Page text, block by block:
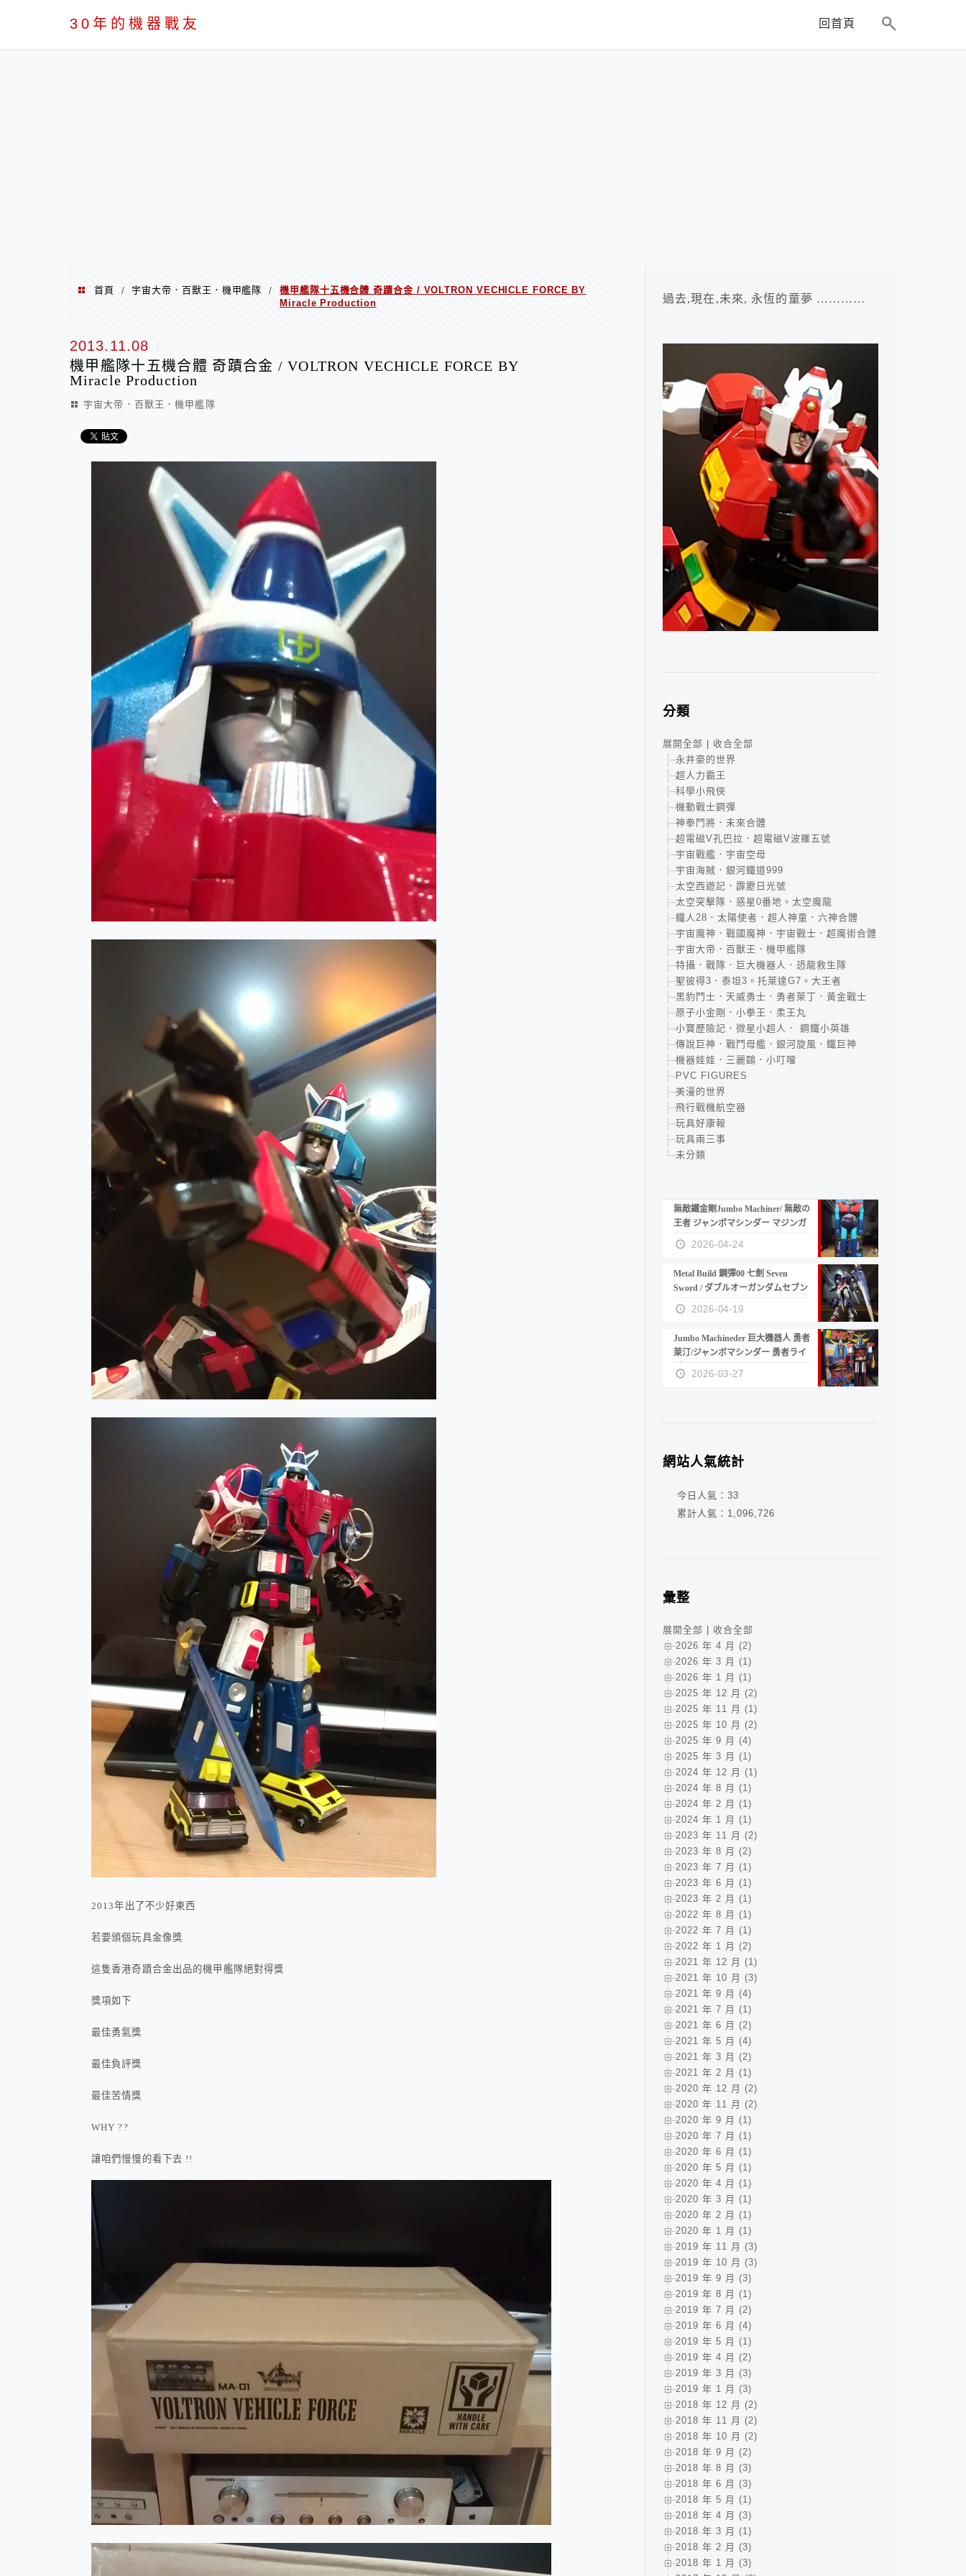
30年的機器戰友 回首頁
首頁 / 宇宙大帝．百獸王．機甲艦隊 /
機甲艦隊十五機合體 奇蹟合金 / VOLTRON VECHICLE FORCE BY
Miracle Production
2013.11.08
機甲艦隊十五機合體 奇蹟合金 / VOLTRON VECHICLE FORCE BY
Miracle Production
宇宙大帝．百獸王．機甲艦隊
2013年出了不少好東西
若要頒個玩具金像獎
這隻香港奇蹟合金出品的機甲艦隊絕對得獎
獎項如下
最佳勇氣獎
最佳負評獎
最佳苦情獎
WHY ??
讓咱們慢慢的看下去 !!
過去,現在,未來, 永恆的童夢 …………
分類
展開全部
收合全部
永井豪的世界
超人力霸王
科學小飛俠
機動戰士鋼彈
神拳鬥將．未來合體
超電磁V孔巴拉．超電磁V波羅五號
宇宙戰艦．宇宙空母
宇宙海賊．銀河鐵道999
太空西遊記．霹靂日光號
太空突擊隊．惑星0番地。太空魔龍
鐵人28．太陽使者．超人神童．六神合體
宇宙魔神．戰國魔神．宇宙戰士．超魔術合體
宇宙大帝．百獸王．機甲艦隊
特攝．戰隊．巨大機器人．恐龍救生隊
聖彼得3．泰坦3。托萊達G7。大王者
黑豹鬥士．天威勇士．勇者萊丁．黃金戰士
原子小金剛．小拳王．柔王丸
小寶歷險記．微星小超人． 鋼鐵小英雄
傳說巨神．戰鬥母艦．銀河旋風．鐵巨神
機器娃娃．三麗鷗．小叮噹
PVC FIGURES
美漫的世界
飛行戰機航空器
玩具好康報
玩具兩三事
未分類
無敵鐵金剛Jumbo Machiner/ 無敵の
王者 ジャンボマシンダー マジンガ
ーZ
2026-04-24
Metal Build 鋼彈00 七劍 Seven
Sword / ダブルオーガンダムセブン
ソード/G
2026-04-19
Jumbo Machineder 巨大機器人 勇者
萊汀/ジャンボマシンダー 勇者ライ
ディーン
2026-03-27
網站人氣統計
今日人氣： 33
累計人氣： 1,096,726
彙整
展開全部
收合全部
2026 年 4 月 (2)
2026 年 3 月 (1)
2026 年 1 月 (1)
2025 年 12 月 (2)
2025 年 11 月 (1)
2025 年 10 月 (2)
2025 年 9 月 (4)
2025 年 3 月 (1)
2024 年 12 月 (1)
2024 年 8 月 (1)
2024 年 2 月 (1)
2024 年 1 月 (1)
2023 年 11 月 (2)
2023 年 8 月 (2)
2023 年 7 月 (1)
2023 年 6 月 (1)
2023 年 2 月 (1)
2022 年 8 月 (1)
2022 年 7 月 (1)
2022 年 1 月 (2)
2021 年 12 月 (1)
2021 年 10 月 (3)
2021 年 9 月 (4)
2021 年 7 月 (1)
2021 年 6 月 (2)
2021 年 5 月 (4)
2021 年 3 月 (2)
2021 年 2 月 (1)
2020 年 12 月 (2)
2020 年 11 月 (2)
2020 年 9 月 (1)
2020 年 7 月 (1)
2020 年 6 月 (1)
2020 年 5 月 (1)
2020 年 4 月 (1)
2020 年 3 月 (1)
2020 年 2 月 (1)
2020 年 1 月 (1)
2019 年 11 月 (3)
2019 年 10 月 (3)
2019 年 9 月 (3)
2019 年 8 月 (1)
2019 年 7 月 (2)
2019 年 6 月 (4)
2019 年 5 月 (1)
2019 年 4 月 (2)
2019 年 3 月 (3)
2019 年 1 月 (3)
2018 年 12 月 (2)
2018 年 11 月 (2)
2018 年 10 月 (2)
2018 年 9 月 (2)
2018 年 8 月 (3)
2018 年 6 月 (3)
2018 年 5 月 (1)
2018 年 4 月 (3)
2018 年 3 月 (1)
2018 年 2 月 (3)
2018 年 1 月 (3)